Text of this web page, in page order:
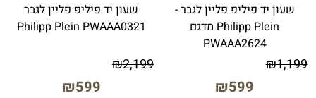
שעון יד פיליפ פליין לגבר -
Philipp Plein מדגם
PWAAA2624
₪1,199
₪599
שעון יד פיליפ פליין לגבר
Philipp Plein PWAAA0321
₪2,199
₪599